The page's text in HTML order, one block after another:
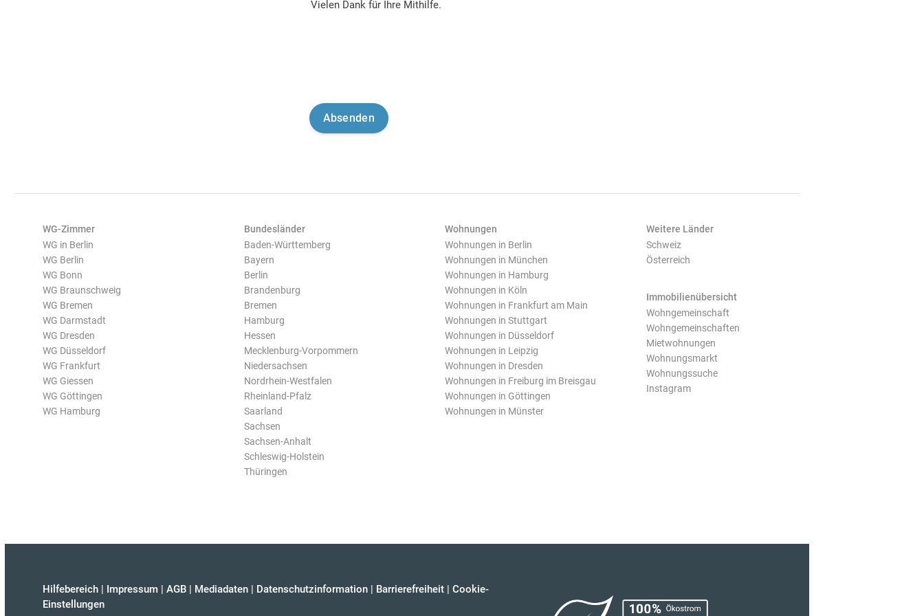
Vielen Dank für Ihre Mithilfe.
WG-Zimmer
WG in Berlin
WG Berlin
WG Bonn
WG Braunschweig
WG Bremen
WG Darmstadt
WG Dresden
WG Düsseldorf
WG Frankfurt
WG Giessen
WG Göttingen
WG Hamburg
Bundesländer
Baden-Württemberg
Bayern
Berlin
Brandenburg
Bremen
Hamburg
Hessen
Mecklenburg-Vorpommern
Niedersachsen
Nordrhein-Westfalen
Rheinland-Pfalz
Saarland
Sachsen
Sachsen-Anhalt
Schleswig-Holstein
Thüringen
Wohnungen
Wohnungen in Berlin
Wohnungen in München
Wohnungen in Hamburg
Wohnungen in Köln
Wohnungen in Frankfurt am Main
Wohnungen in Stuttgart
Wohnungen in Düsseldorf
Wohnungen in Leipzig
Wohnungen in Dresden
Wohnungen in Freiburg im Breisgau
Wohnungen in Göttingen
Wohnungen in Münster
Weitere Länder
Schweiz
Österreich
Immobilienübersicht
Wohngemeinschaft
Wohngemeinschaften
Mietwohnungen
Wohnungsmarkt
Wohnungssuche
Instagram
Hilfebereich | Impressum | AGB | Mediadaten | Datenschutzinformation | Barrierefreiheit | Cookie-
Einstellungen